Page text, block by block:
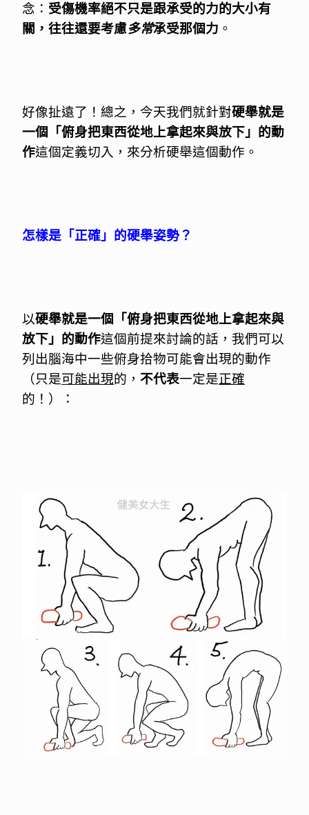
念： 受傷機率絕不只是跟承受的力的大小有
關，往往還要考慮多常承受那個力 。
好像扯遠了！總之，今天我們就針對硬舉就是
一個「俯身把東西從地上拿起來與放下」的動
作這個定義切入，來分析硬舉這個動作。
怎樣是「正確」的硬舉姿勢？
以硬舉就是一個「俯身把東西從地上拿起來與
放下」的動作這個前提來討論的話，我們可以
列出腦海中一些俯身拾物可能會出現的動作
（只是可能出現的， 不代表一定是正確
的！）：